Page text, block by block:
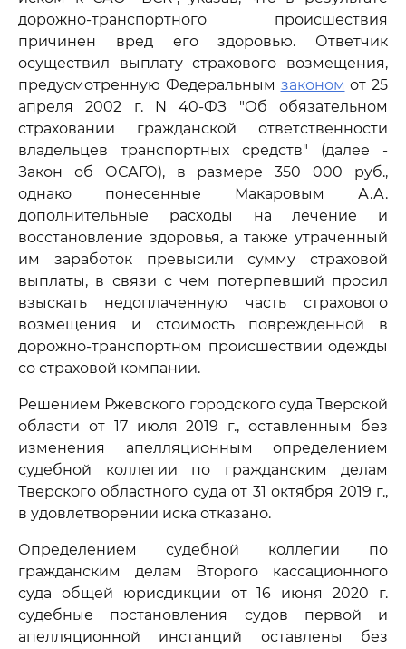
дорожно-транспортного происшествия
причинен вред его здоровью. Ответчик
осуществил выплату страхового возмещения,
предусмотренную Федеральным законом от 25
апреля 2002 г. N 40-ФЗ "Об обязательном
страховании гражданской ответственности
владельцев транспортных средств" (далее -
Закон об ОСАГО), в размере 350 000 руб.,
однако понесенные Макаровым А.А.
дополнительные расходы на лечение и
восстановление здоровья, а также утраченный
им заработок превысили сумму страховой
выплаты, в связи с чем потерпевший просил
взыскать недоплаченную часть страхового
возмещения и стоимость поврежденной в
дорожно-транспортном происшествии одежды
со страховой компании.
Решением Ржевского городского суда Тверской
области от 17 июля 2019 г., оставленным без
изменения апелляционным определением
судебной коллегии по гражданским делам
Тверского областного суда от 31 октября 2019 г.,
в удовлетворении иска отказано.
Определением судебной коллегии по
гражданским делам Второго кассационного
суда общей юрисдикции от 16 июня 2020 г.
судебные постановления судов первой и
апелляционной инстанций оставлены без